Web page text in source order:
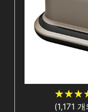
★★★
★★★
(1,171 개